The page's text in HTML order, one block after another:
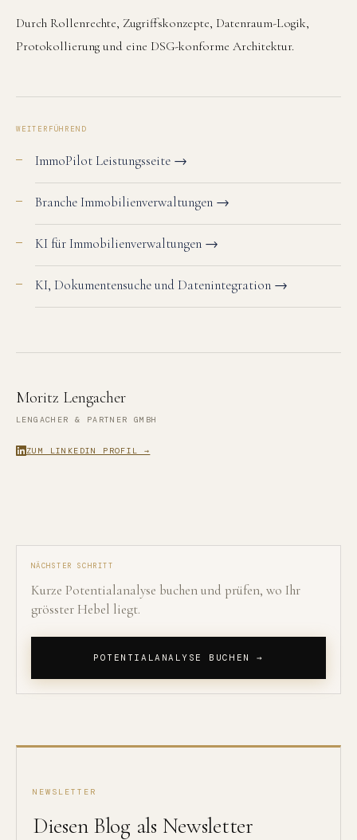
Durch Rollenrechte, Zugriffskonzepte, Datenraum-Logik,
Protokollierung und eine DSG-konforme Architektur.
WEITERFÜHREND
ImmoPilot Leistungsseite →
Branche Immobilienverwaltungen →
KI für Immobilienverwaltungen →
KI, Dokumentensuche und Datenintegration →
Moritz Lengacher
LENGACHER & PARTNER GMBH
ZUM LINKEDIN PROFIL →
NÄCHSTER SCHRITT
Kurze Potentialanalyse buchen und prüfen, wo Ihr
grösster Hebel liegt.
POTENTIALANALYSE BUCHEN →
NEWSLETTER
Diesen Blog als Newsletter